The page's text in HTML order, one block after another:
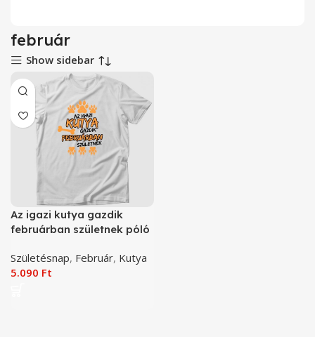
február
Show sidebar
Az igazi kutya gazdik
februárban születnek póló
Születésnap, Február, Kutya
5.090 Ft